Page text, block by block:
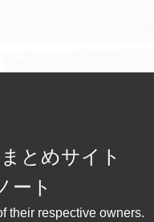
とめサイト
ート
their respective owners.